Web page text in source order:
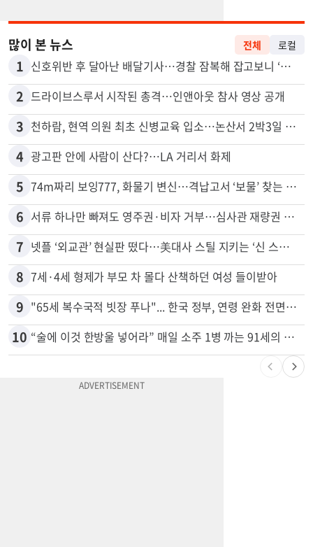
많이 본 뉴스 전체 로컬
1 신호위반 후 달아난 배달기사…경찰 잠복해 잡고보니 ‘반전’
2 드라이브스루서 시작된 총격…인앤아웃 참사 영상 공개
3 천하람, 현역 의원 최초 신병교육 입소…논산서 2박3일 생활
4 광고판 안에 사람이 산다?…LA 거리서 화제
5 74m짜리 보잉777, 화물기 변신…격납고서 ‘보물’ 찾는 인천공항
6 서류 하나만 빠져도 영주권·비자 거부…심사관 재량권 대폭 확대
7 넷플 ‘외교관’ 현실판 떴다…美대사 스틸 지키는 ‘신 스틸러’
8 7세·4세 형제가 부모 차 몰다 산책하던 여성 들이받아
9 "65세 복수국적 빗장 푸나"... 한국 정부, 연령 완화 전면 추진
10 “술에 이것 한방울 넣어라” 매일 소주 1병 까는 91세의 철칙